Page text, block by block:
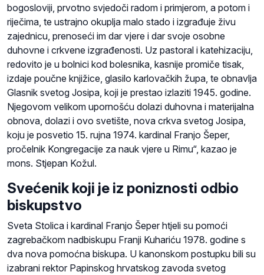
bogosloviji, prvotno svjedoči radom i primjerom, a potom i
riječima, te ustrajno okuplja malo stado i izgrađuje živu
zajednicu, prenoseći im dar vjere i dar svoje osobne
duhovne i crkvene izgrađenosti. Uz pastoral i katehizaciju,
redovito je u bolnici kod bolesnika, kasnije promiče tisak,
izdaje poučne knjižice, glasilo karlovačkih župa, te obnavlja
Glasnik svetog Josipa, koji je prestao izlaziti 1945. godine.
Njegovom velikom upornošću dolazi duhovna i materijalna
obnova, dolazi i ovo svetište, nova crkva svetog Josipa,
koju je posvetio 15. rujna 1974. kardinal Franjo Šeper,
pročelnik Kongregacije za nauk vjere u Rimu“, kazao je
mons. Stjepan Kožul.
Svećenik koji je iz poniznosti odbio
biskupstvo
Sveta Stolica i kardinal Franjo Šeper htjeli su pomoći
zagrebačkom nadbiskupu Franji Kuhariću 1978. godine s
dva nova pomoćna biskupa. U kanonskom postupku bili su
izabrani rektor Papinskog hrvatskog zavoda svetog